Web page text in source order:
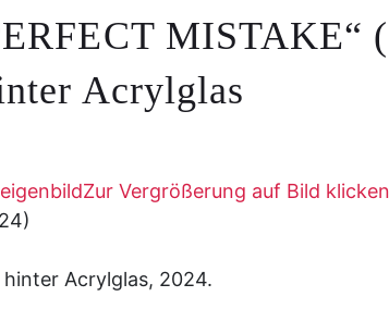
MISTAKE“
Acrylglas
Zur Vergrößerung auf Bild klicken
Acrylglas, 2024.